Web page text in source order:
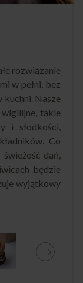
rozwiązanie
w pełni, bez
kuchni. Nasze
takie
i słodkości,
Co
dań,
będzie
wyjątkowy